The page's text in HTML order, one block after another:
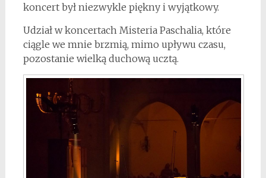
koncert był niezwykle piękny i wyjątkowy.
Udział w koncertach Misteria Paschalia, które
ciągle we mnie brzmią, mimo upływu czasu,
pozostanie wielką duchową ucztą.